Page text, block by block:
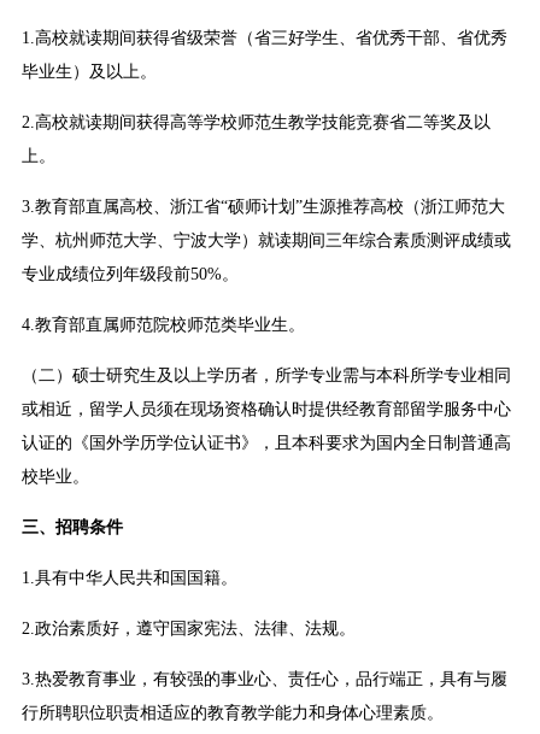
1.高校就读期间获得省级荣誉（省三好学生、省优秀干部、省优秀
毕业生）及以上。
2.高校就读期间获得高等学校师范生教学技能竞赛省二等奖及以
上。
3.教育部直属高校、浙江省“硕师计划”生源推荐高校（浙江师范大
学、杭州师范大学、宁波大学）就读期间三年综合素质测评成绩或
专业成绩位列年级段前50%。
4.教育部直属师范院校师范类毕业生。
（二）硕士研究生及以上学历者，所学专业需与本科所学专业相同
或相近，留学人员须在现场资格确认时提供经教育部留学服务中心
认证的《国外学历学位认证书》，且本科要求为国内全日制普通高
校毕业。
三、招聘条件
1.具有中华人民共和国国籍。
2.政治素质好，遵守国家宪法、法律、法规。
3.热爱教育事业，有较强的事业心、责任心，品行端正，具有与履
行所聘职位职责相适应的教育教学能力和身体心理素质。